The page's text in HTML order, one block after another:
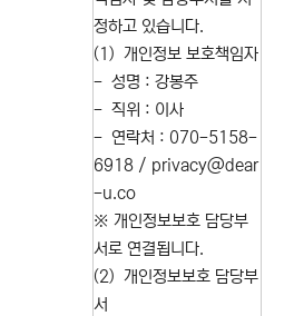
정하고 있습니다.
(1) 개인정보 보호책임자
- 성명 : 강봉주
- 직위 : 이사
- 연락처 : 070-5158-
6918 / privacy@dear
-u.co
※ 개인정보보호 담당부
서로 연결됩니다.
(2) 개인정보보호 담당부
서